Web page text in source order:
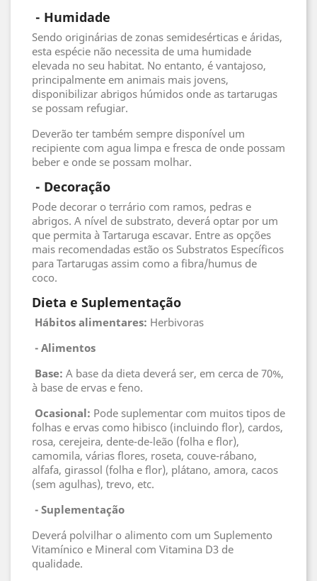
- Humidade
Sendo originárias de zonas semidesérticas e áridas,
esta espécie não necessita de uma humidade
elevada no seu habitat. No entanto, é vantajoso,
principalmente em animais mais jovens,
disponibilizar abrigos húmidos onde as tartarugas
se possam refugiar.
Deverão ter também sempre disponível um
recipiente com agua limpa e fresca de onde possam
beber e onde se possam molhar.
- Decoração
Pode decorar o terrário com ramos, pedras e
abrigos. A nível de substrato, deverá optar por um
que permita à Tartaruga escavar. Entre as opções
mais recomendadas estão os Substratos Específicos
para Tartarugas assim como a fibra/humus de
coco.
Dieta e Suplementação
Hábitos alimentares: Herbivoras
- Alimentos
Base: A base da dieta deverá ser, em cerca de 70%,
à base de ervas e feno.
Ocasional: Pode suplementar com muitos tipos de
folhas e ervas como hibisco (incluindo flor), cardos,
rosa, cerejeira, dente-de-leão (folha e flor),
camomila, várias flores, roseta, couve-rábano,
alfafa, girassol (folha e flor), plátano, amora, cacos
(sem agulhas), trevo, etc.
- Suplementação
Deverá polvilhar o alimento com um Suplemento
Vitamínico e Mineral com Vitamina D3 de
qualidade.